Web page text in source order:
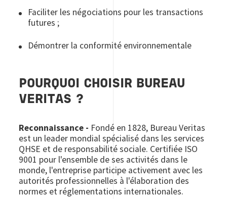
Faciliter les négociations pour les transactions
futures ;
Démontrer la conformité environnementale
POURQUOI CHOISIR BUREAU
VERITAS ?
Reconnaissance - Fondé en 1828, Bureau Veritas
est un leader mondial spécialisé dans les services
QHSE et de responsabilité sociale. Certifiée ISO
9001 pour l'ensemble de ses activités dans le
monde, l'entreprise participe activement avec les
autorités professionnelles à l'élaboration des
normes et réglementations internationales.